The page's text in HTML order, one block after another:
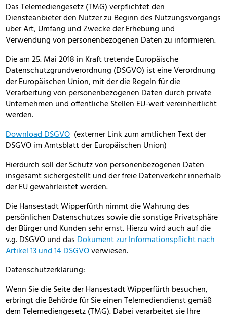
Das Telemediengesetz (TMG) verpflichtet den
Diensteanbieter den Nutzer zu Beginn des Nutzungsvorgangs
über Art, Umfang und Zwecke der Erhebung und
Verwendung von personenbezogenen Daten zu informieren.
Die am 25. Mai 2018 in Kraft tretende Europäische
Datenschutzgrundverordnung (DSGVO) ist eine Verordnung
der Europäischen Union, mit der die Regeln für die
Verarbeitung von personenbezogenen Daten durch private
Unternehmen und öffentliche Stellen EU-weit vereinheitlicht
werden.
Download DSGVO (externer Link zum amtlichen Text der
DSGVO im Amtsblatt der Europäischen Union)
Hierdurch soll der Schutz von personenbezogenen Daten
insgesamt sichergestellt und der freie Datenverkehr innerhalb
der EU gewährleistet werden.
Die Hansestadt Wipperfürth nimmt die Wahrung des
persönlichen Datenschutzes sowie die sonstige Privatsphäre
der Bürger und Kunden sehr ernst. Hierzu wird auch auf die
v.g. DSGVO und dasDokument zur Informationspflicht nach
Artikel 13 und 14 DSGVOverwiesen.
Datenschutzerklärung:
Wenn Sie die Seite der Hansestadt Wipperfürth besuchen,
erbringt die Behörde für Sie einen Telemediendienst gemäß
dem Telemediengesetz (TMG). Dabei verarbeitet sie Ihre